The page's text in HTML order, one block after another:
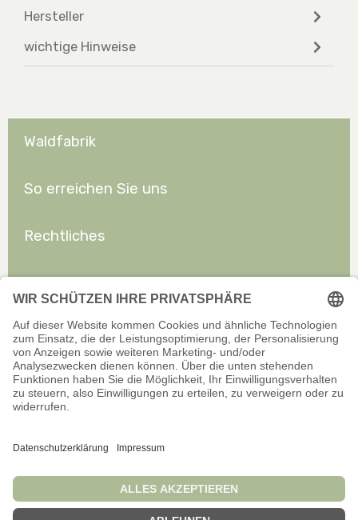
Hersteller
wichtige Hinweise
Waldfabrik
So erreichen Sie uns
Rechtliches
Offizieller Onlineshop für Privatkunden. Alle Preise inkl. gesetzl.
Wir sind stets bemüht, aktuelle und vollständige Informationen auf